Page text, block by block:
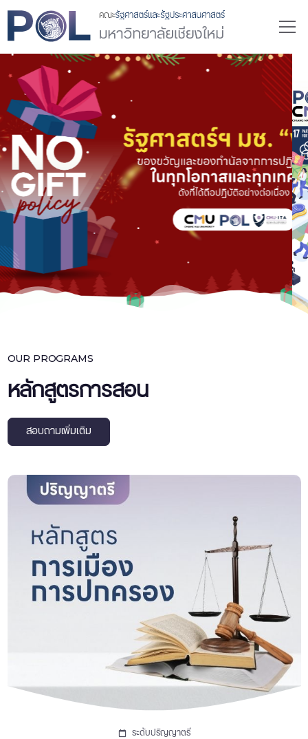
OUR PROGRAMS
หลักสูตรการสอน
สอบถามเพิ่มเติม
ระดับปริญญาตรี